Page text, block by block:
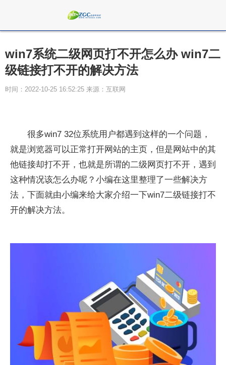
win7系统二级网页打不开怎么办 win7二
级链接打不开的解决方法
时间：2022-10-25 16:52:25 来源：互联网
很多win7 32位系统用户都遇到这样的一个问题，
就是浏览器可以正常打开网站的主页，但是网站中的其
他链接却打不开，也就是所谓的二级网页打不开，遇到
这种情况该怎么办呢？小编在这里整理了一些解决方
法，下面就由小编来给大家介绍一下win7二级链接打不
开的解决方法。